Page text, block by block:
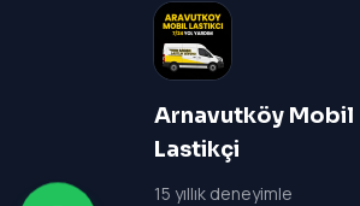
Arnavutköy Mobil
Lastikçi
15 yıllık deneyimle